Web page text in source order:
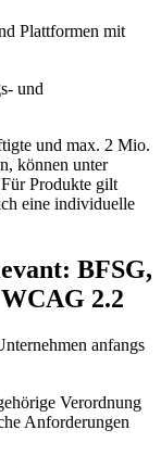
Plattformen mit
und
und max. 2 Mio.
können unter
Produkte gilt
eine individuelle
BFSG,
2.2
anfangs
Verordnung
Anforderungen